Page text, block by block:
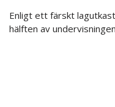
Enligt ett färskt
hälften av